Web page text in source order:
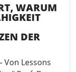
WARUM
DER
Von Lessons